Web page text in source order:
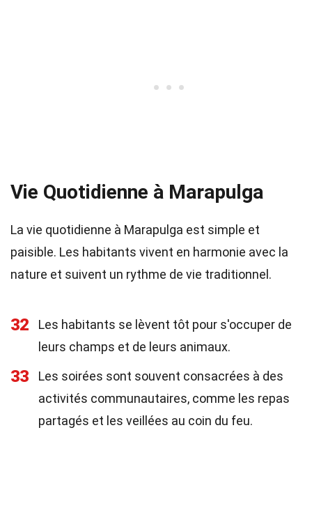
Vie Quotidienne à Marapulga
La vie quotidienne à Marapulga est simple et
paisible. Les habitants vivent en harmonie avec la
nature et suivent un rythme de vie traditionnel.
32
Les habitants se lèvent tôt pour s'occuper de
leurs champs et de leurs animaux.
33
Les soirées sont souvent consacrées à des
activités communautaires, comme les repas
partagés et les veillées au coin du feu.